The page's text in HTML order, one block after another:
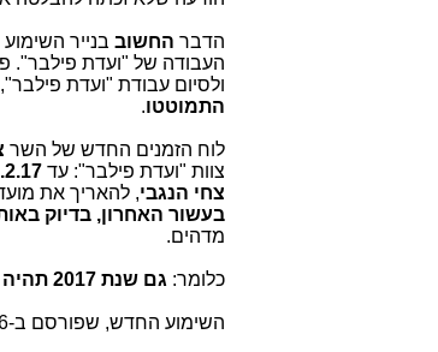
הדבר החשוב בנייר
העבודה של "ועדת פילבר".
ולסיום עבודת "ועדת
התמוטטו.
לוח הזמנים החדש של השר
צוות "ועדת פילבר": עד
צחי הנגבי, להאריך את
בעשור האחרון, בדיוק
מדהים.
כלומר: גם שנת 2017 תהיה שנה אבודה
השימוע החדש, שפורסם ב-27.9.16, מכיל 2 נושאים עיקריים, שנעשה שימוע לכל אחד מהם בנפרד: